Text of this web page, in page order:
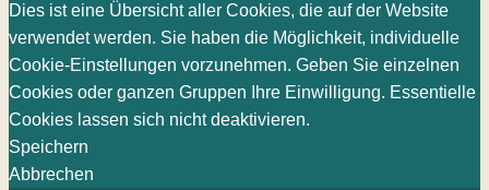
Dies ist eine Übersicht aller Cookies, die auf der Website
verwendet werden. Sie haben die Möglichkeit, individuelle
Cookie-Einstellungen vorzunehmen. Geben Sie einzelnen
Cookies oder ganzen Gruppen Ihre Einwilligung. Essentielle
Cookies lassen sich nicht deaktivieren.
Speichern
Abbrechen